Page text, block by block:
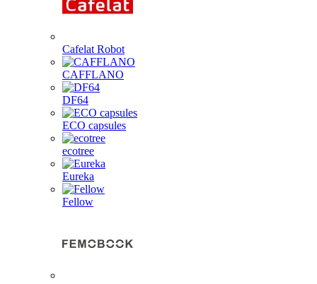
Cafelat Robot
CAFFLANO
DF64
ECO capsules
ecotree
Eureka
Fellow